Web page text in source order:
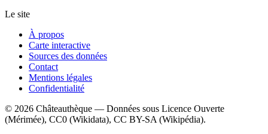
Le site
À propos
Carte interactive
Sources des données
Contact
Mentions légales
Confidentialité
© 2026 Châteauthèque — Données sous Licence Ouverte
(Mérimée), CC0 (Wikidata), CC BY-SA (Wikipédia).